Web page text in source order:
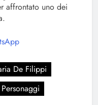
affrontato uno dei
De Filippi
Personaggi